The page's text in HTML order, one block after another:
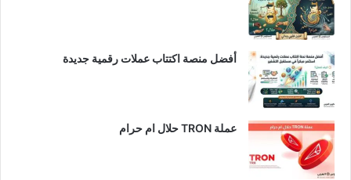
أفضل منصة اكتتاب عملات رقمية جديدة
عملة TRON حلال ام حرام​